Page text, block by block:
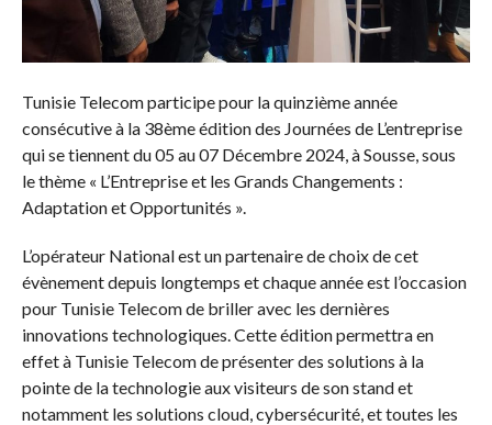
Tunisie Telecom participe pour la quinzième année
consécutive à la 38ème édition des Journées de L’entreprise
qui se tiennent du 05 au 07 Décembre 2024, à Sousse, sous
le thème « L’Entreprise et les Grands Changements :
Adaptation et Opportunités ».
L’opérateur National est un partenaire de choix de cet
évènement depuis longtemps et chaque année est l’occasion
pour Tunisie Telecom de briller avec les dernières
innovations technologiques. Cette édition permettra en
effet à Tunisie Telecom de présenter des solutions à la
pointe de la technologie aux visiteurs de son stand et
notamment les solutions cloud, cybersécurité, et toutes les